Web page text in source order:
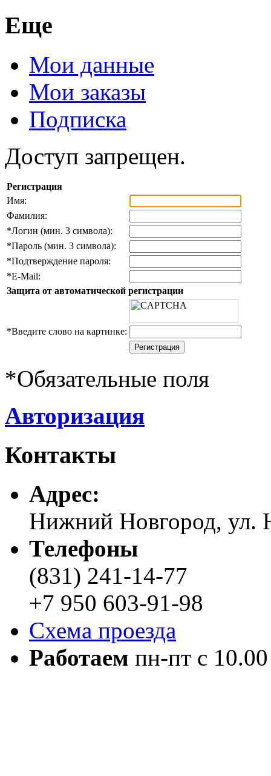
Еще
Мои данные
Мои заказы
Подписка
Доступ запрещен.
Регистрация
Имя:
Фамилия:
*Логин (мин. 3 символа):
*Пароль (мин. 3 символа):
*Подтверждение пароля:
*E-Mail:
Защита от автоматической регистрации
*Введите слово на картинке:
*Обязательные поля
Авторизация
Контакты
Адреc:
Нижний Новгород, ул.
Телефоны
(831) 241-14-77
+7 950 603-91-98
Схема проезда
Работаем пн-пт с